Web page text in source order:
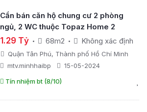
Cần bán căn hộ chung cư 2 phòng
ngủ, 2 WC thuộc Topaz Home 2
1.29 Tỷ 68m2 Không xác định
Quận Tân Phú, Thành phố Hồ Chí Minh
mtv.minhhaibp
15-05-2024
Tín nhiệm bt (8/10)